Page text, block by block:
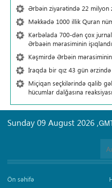
Ərbəin ziyarətində 22 milyon
Məkkədə 1000 illik Quran
Kərbəlada 700-dən çox
Ərbaəin mərasiminin
Kəşmirdə Ərbəin
İraqda bir qız 43 gün
Miçiqan seçkilərində qalib
hücumlar dalğasına reaksiyası
Sunday 09 August 2026 ,
Ön səhifə